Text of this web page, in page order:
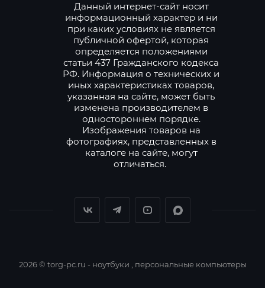
Данный интернет-сайт носит
информационный характер и ни
при каких условиях не является
публичной офертой, которая
определяется положениями
статьи 437 Гражданского кодекса
РФ. Информация о технических и
иных характеристиках товаров,
указанная на сайте, может быть
изменена производителем в
одностороннем порядке.
Изображения товаров на
фотографиях, представленных в
каталоге на сайте, могут
отличаться.
2026 © torg-pc.ru - ноутбуки , персональные компьютеры